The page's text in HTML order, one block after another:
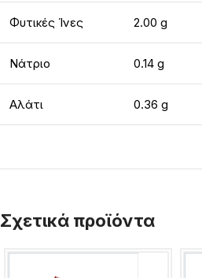
Φυτικές Ίνες 2.00 g
Νάτριο 0.14 g
Αλάτι 0.36 g
Σχετικά προϊόντα